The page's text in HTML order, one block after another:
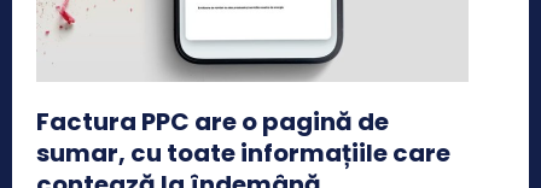
Factura PPC are o pagină de
sumar, cu toate informațiile care